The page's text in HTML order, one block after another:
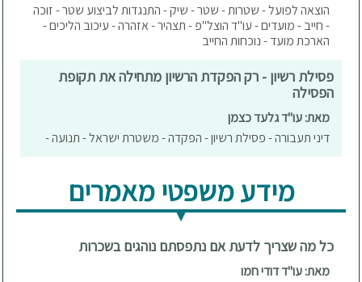
הוצאה לפועל - שטרות - שטר - שיק - התנגדות לביצוע שטר - זוכה
- חייב - מועדים - עו"ד הוצל"פ - תצהיר - אזהרה - עיכוב הליכים -
הארכת מועד - נוכחות החייב
פסילת רשיון - רק הפקדת הרשיון מתחילה את תקופת
הפסילה
מאת: עו"ד גלעד כצמן
דיני תעבורה - פסילת רשיון - הפקדה - משטרת ישראל - תנועה -
מידע משפטי מאמרים
כל מה שצריך לדעת אם נתפסתם נוהגים בשכרות
מאת: עו"ד דודי חמו